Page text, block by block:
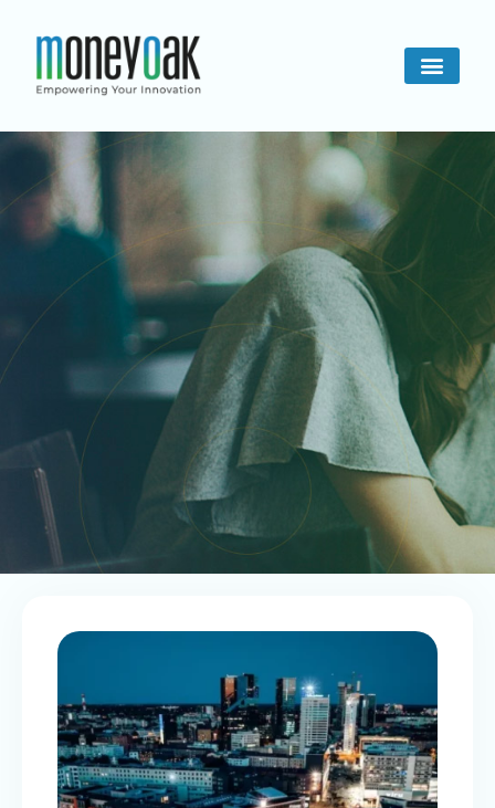
COMMENT L’ESTONIE S’EST
RÉINVENTÉE EN STARTUP
NATION?
CFO 2.0